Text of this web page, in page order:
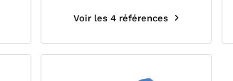
Voir les 4 références